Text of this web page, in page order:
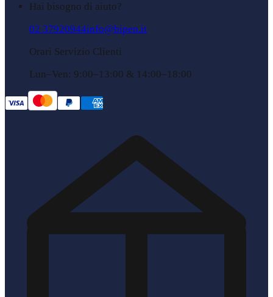
Hai bisogno di aiuto?
02 37920944info@bipen.it
Orari Servizio Clienti
Lun–Ven: 9:00–13:00 & 14:00–18:00